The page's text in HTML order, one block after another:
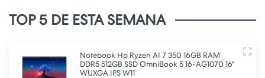
TOP 5 DE ESTA SEMANA
Notebook Hp Ryzen AI 7 350 16GB RAM
DDR5 512GB SSD OmniBook 5 16-AG1070 16"
WUXGA IPS W11